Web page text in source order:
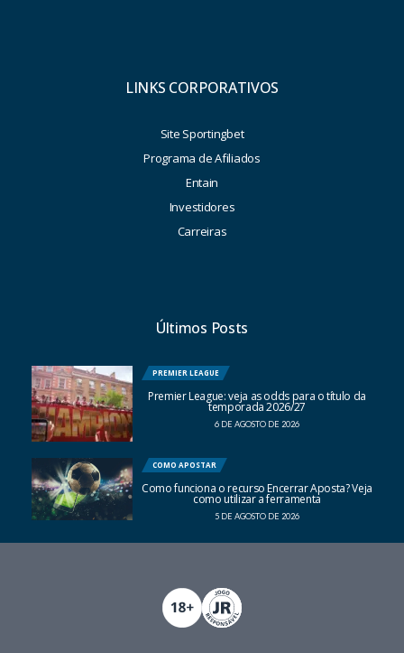
LINKS CORPORATIVOS
Site Sportingbet
Programa de Afiliados
Entain
Investidores
Carreiras
Últimos Posts
PREMIER LEAGUE
Premier League: veja as odds para o título da
temporada 2026/27
6 DE AGOSTO DE 2026
COMO APOSTAR
Como funciona o recurso Encerrar Aposta? Veja
como utilizar a ferramenta
5 DE AGOSTO DE 2026